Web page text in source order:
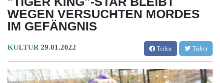
WEGEN VERSUCHTEN MORDES
IM GEFÄNGNIS
KULTUR 29.01.2022 Teilen Teilen